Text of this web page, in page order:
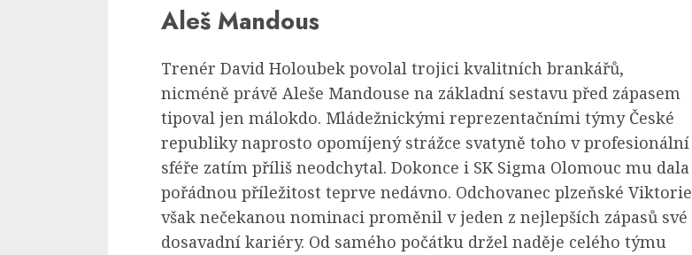
Aleš Mandous
Trenér David Holoubek povolal trojici kvalitních brankářů,
nicméně právě Aleše Mandouse na základní sestavu před zápasem
tipoval jen málokdo. Mládežnickými reprezentačními týmy České
republiky naprosto opomíjený strážce svatyně toho v profesionální
sféře zatím příliš neodchytal. Dokonce i SK Sigma Olomouc mu dala
pořádnou příležitost teprve nedávno. Odchovanec plzeňské Viktorie
však nečekanou nominaci proměnil v jeden z nejlepších zápasů své
dosavadní kariéry. Od samého počátku držel naděje celého týmu